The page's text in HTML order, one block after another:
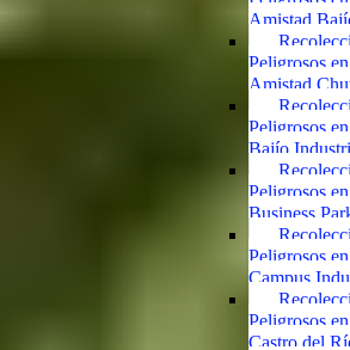
Amistad
Peligrosos
Amistad
Peligrosos
Bajío
Peligrosos
Business
Peligrosos
Campus
Peligrosos
Castro del